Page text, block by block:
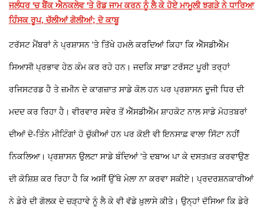
ਜਲੰਧਰ 'ਚ ਬੈਂਕ ਐਨਕਲੇਵ 'ਤੇ ਰੋਡ ਜਾਮ ਕਰਨ ਨੂੰ ਲੈ ਕੇ ਹੋਏ ਮਾਮੂਲੀ ਝਗੜੇ ਨੇ ਧਾਰਿਆ
ਹਿੰਸਕ ਰੂਪ, ਚੱਲੀਆਂ ਗੋਲੀਆਂ; ਦੋ ਕਾਬੂ
ਟਰੱਸਟ ਮੈਂਬਰਾਂ ਨੇ ਪ੍ਰਸ਼ਾਸਨ 'ਤੇ ਤਿੱਖੇ ਹਮਲੇ ਕਰਦਿਆਂ ਕਿਹਾ ਕਿ ਐੱਸਡੀਐੱਮ
ਸਿਆਸੀ ਪ੍ਰਭਾਵ ਹੇਠ ਕੰਮ ਕਰ ਰਹੇ ਹਨ। ਜਦਕਿ ਸਾਡਾ ਟਰੱਸਟ ਪੂਰੀ ਤਰ੍ਹਾਂ
ਰਜਿਸਟਰਡ ਹੈ ਤੇ ਜ਼ਮੀਨ ਦੇ ਕਾਗਜ਼ਾਤ ਸਾਡੇ ਕੋਲ ਹਨ ਪਰ ਪ੍ਰਸ਼ਾਸਨ ਦੂਜੀ ਧਿਰ ਦੀ
ਮਦਦ ਕਰ ਰਿਹਾ ਹੈ। ਵੀਰਵਾਰ ਸਵੇਰ ਤੋਂ ਐੱਸਡੀਐੱਮ ਸ਼ਾਹਕੋਟ ਨਾਲ ਸਾਡੇ ਮੋਹਤਬਰਾਂ
ਦੀਆਂ ਦੋ-ਤਿੰਨ ਮੀਟਿੰਗਾਂ ਹੋ ਚੁੱਕੀਆਂ ਹਨ ਪਰ ਕੋਈ ਵੀ ਇਨਸਾਫ਼ ਵਾਲਾ ਸਿੱਟਾ ਨਹੀਂ
ਨਿਕਲਿਆ। ਪ੍ਰਸ਼ਾਸਨ ਉਲਟਾ ਸਾਡੇ ਬੰਦਿਆਂ 'ਤੇ ਦਬਾਅ ਪਾ ਕੇ ਦਸਤਖ਼ਤ ਕਰਵਾਉਣ
ਦੀ ਕੋਸ਼ਿਸ਼ ਕਰ ਰਿਹਾ ਹੈ ਕਿ ਅਸੀਂ ਉੱਥੇ ਮੇਲਾ ਨਾ ਕਰਵਾ ਸਕੀਏ। ਪ੍ਰਦਰਸ਼ਨਕਾਰੀਆਂ
ਨੇ ਡੇਰੇ ਦੀ ਗੋਲਕ ਦੇ ਚੜ੍ਹਾਵੇ ਨੂੰ ਲੈ ਕੇ ਵੀ ਵੱਡੇ ਖ਼ੁਲਾਸੇ ਕੀਤੇ। ਉਨ੍ਹਾਂ ਦੱਸਿਆ ਕਿ ਡੇਰੇ